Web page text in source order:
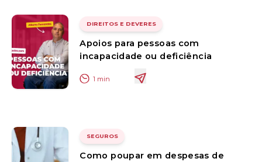
DIREITOS E DEVERES
Apoios para pessoas com
incapacidade ou deficiência
1 min
SEGUROS
Como poupar em despesas de